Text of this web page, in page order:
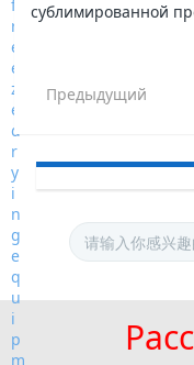
сублимированной
Предыдущий